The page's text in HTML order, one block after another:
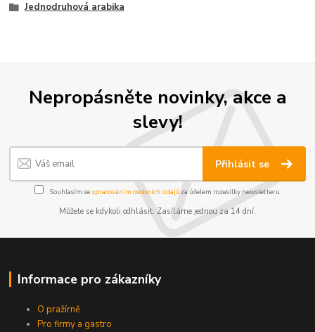
Jednodruhová arabika
Nepropásněte novinky, akce a
slevy!
Přihlásit se
Souhlasím se zpracováním osobních údajůza účelem rozesílky newsletteru.
Můžete se kdykoli odhlásit. Zasíláme jednou za 14 dní.
Informace pro zákazníky
O pražírně
Pro firmy a gastro